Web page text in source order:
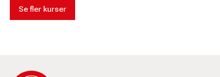
Se fler kurser